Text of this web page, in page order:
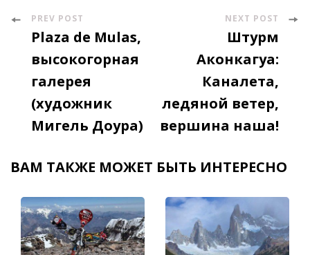
Post
Navigation
PREV POST
Plaza de Mulas,
высокогорная
галерея
(художник
Мигель Доура)
NEXT POST
Штурм
Аконкагуа:
Каналета,
ледяной ветер,
вершина наша!
ВАМ ТАКЖЕ МОЖЕТ БЫТЬ ИНТЕРЕСНО